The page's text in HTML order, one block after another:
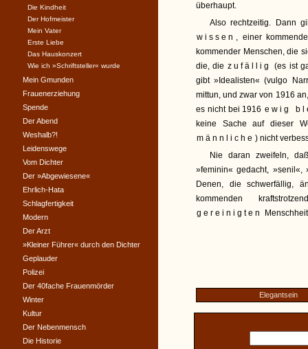
überhaupt.
Also rechtzeitig. Dann
wissen , einer
kommender Menschen, die
die, die zufällig
(es ist
gibt »Idealisten« (vulgo
mittun, und zwar von 1916
es nicht bei 1916 ewig
keine Sache auf dieser
männliche ) nicht
Nie daran zweifeln,
»feminin« gedacht, »senil«,
Denen, die schwerfällig,
kommenden
gereinigten
Elegantsein
Die Kindheit
Der Hofmeister
Mein Vater
Erste Liebe
Das Hauskonzert
Wie ich »Schriftsteller« wurde
Mein Gmunden
Frauenerziehung
Spende
Der Abend
Weshalb?!
Leidenswege
Vom Dichter
Der »Abgewiesene«
Ehrlich-Hata
Schlagfertigkeit
Modern
Der Arzt
»Kleiner Führer« durch den Dichter
Geplauder
Polizei
Der 40fache Frauenmörder
Winter
Kultur
Der Nebenmensch
Die Historie